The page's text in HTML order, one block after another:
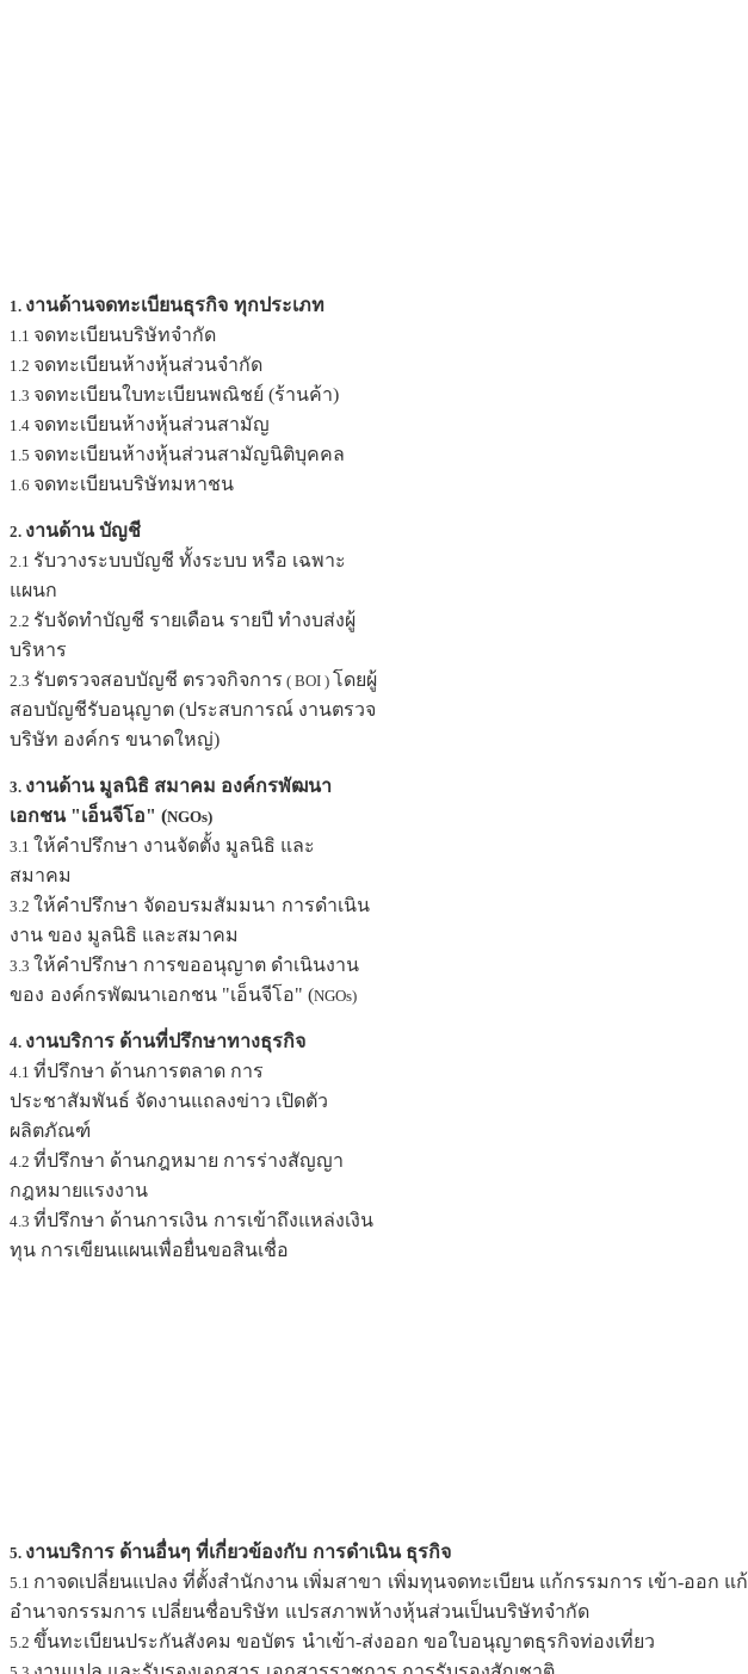
1. งานด้านจดทะเบียนธุรกิจ ทุกประเภท
1.1 จดทะเบียนบริษัทจำกัด
1.2 จดทะเบียนห้างหุ้นส่วนจำกัด
1.3 จดทะเบียนใบทะเบียนพณิชย์ (ร้านค้า)
1.4 จดทะเบียนห้างหุ้นส่วนสามัญ
1.5 จดทะเบียนห้างหุ้นส่วนสามัญนิติบุคคล
1.6 จดทะเบียนบริษัทมหาชน
2. งานด้าน บัญชี
2.1 รับวางระบบบัญชี ทั้งระบบ หรือ เฉพาะ
แผนก
2.2 รับจัดทำบัญชี รายเดือน รายปี ทำงบส่งผู้
บริหาร
2.3 รับตรวจสอบบัญชี ตรวจกิจการ ( BOI ) โดยผู้
สอบบัญชีรับอนุญาต (ประสบการณ์ งานตรวจ
บริษัท องค์กร ขนาดใหญ่)
3. งานด้าน มูลนิธิ สมาคม องค์กรพัฒนา
เอกชน "เอ็นจีโอ" (NGOs)
3.1 ให้คำปรึกษา งานจัดตั้ง มูลนิธิ และ
สมาคม
3.2 ให้คำปรึกษา จัดอบรมสัมมนา การดำเนิน
งาน ของ มูลนิธิ และสมาคม
3.3 ให้คำปรึกษา การขออนุญาต ดำเนินงาน
ของ องค์กรพัฒนาเอกชน "เอ็นจีโอ" (NGOs)
4. งานบริการ ด้านที่ปรึกษาทางธุรกิจ
4.1 ที่ปรึกษา ด้านการตลาด การ
ประชาสัมพันธ์ จัดงานแถลงข่าว เปิดตัว
ผลิตภัณฑ์
4.2 ที่ปรึกษา ด้านกฎหมาย การร่างสัญญา
กฎหมายแรงงาน
4.3 ที่ปรึกษา ด้านการเงิน การเข้าถึงแหล่งเงิน
ทุน การเขียนแผนเพื่อยื่นขอสินเชื่อ
5. งานบริการ ด้านอื่นๆ ที่เกี่ยวข้องกับ การดำเนิน ธุรกิจ
5.1 กาจดเปลี่ยนแปลง ที่ตั้งสำนักงาน เพิ่มสาขา เพิ่มทุนจดทะเบียน แก้กรรมการ เข้า-ออก แก้
อำนาจกรรมการ เปลี่ยนชื่อบริษัท แปรสภาพห้างหุ้นส่วนเป็นบริษัทจำกัด
5.2 ขึ้นทะเบียนประกันสังคม ขอบัตร นำเข้า-ส่งออก ขอใบอนุญาตธุรกิจท่องเที่ยว